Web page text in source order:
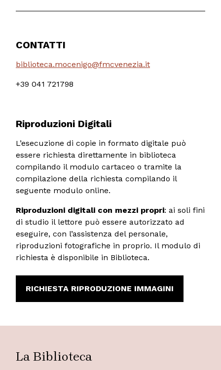
CONTATTI
biblioteca.mocenigo@fmcvenezia.it
+39 041 721798
Riproduzioni Digitali
L’esecuzione di copie in formato digitale può
essere richiesta direttamente in biblioteca
compilando il modulo cartaceo o tramite la
compilazione della richiesta compilando il
seguente modulo online.
Riproduzioni digitali con mezzi propri: ai soli fini
di studio il lettore può essere autorizzato ad
eseguire, con l’assistenza del personale,
riproduzioni fotografiche in proprio. Il modulo di
richiesta è disponibile in Biblioteca.
RICHIESTA RIPRODUZIONE IMMAGINI
La Biblioteca